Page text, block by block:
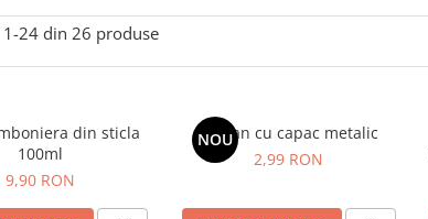
1-24 din 26 produse
din sticla
100ml
9,90 RON
NOU
Borcan cu capac metalic
2,99 RON